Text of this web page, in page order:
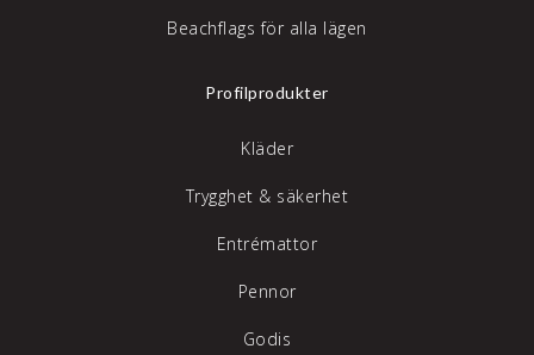
Beachflags för alla lägen
Profilprodukter
Kläder
Trygghet & säkerhet
Entrémattor
Pennor
Godis